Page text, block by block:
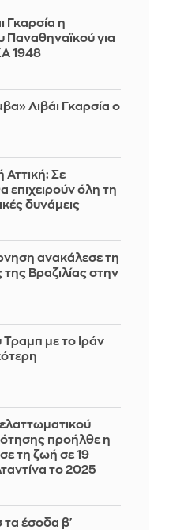
Γκαρσία η
Παναθηναϊκού για
1948
Λιβάι Γκαρσία ο
Αττική: Σε
επιχειρούν όλη τη
δυνάμεις
ανακάλεσε τη
της Βραζιλίας στην
με το Ιράν
προήλθε η
τη ζωή σε 19
το 2025
τα έσοδα β'